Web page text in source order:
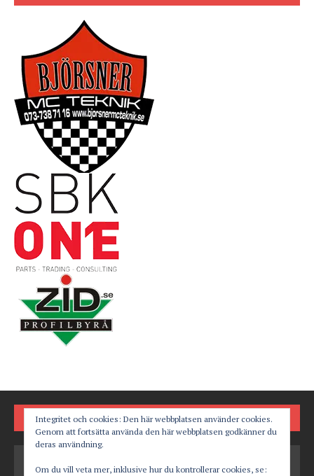
FÖLJ OSS PÅ
Integritet och cookies: Den här webbplatsen använder cookies.
Genom att fortsätta använda den här webbplatsen godkänner du
deras användning.
Om du vill veta mer, inklusive hur du kontrollerar cookies, se: